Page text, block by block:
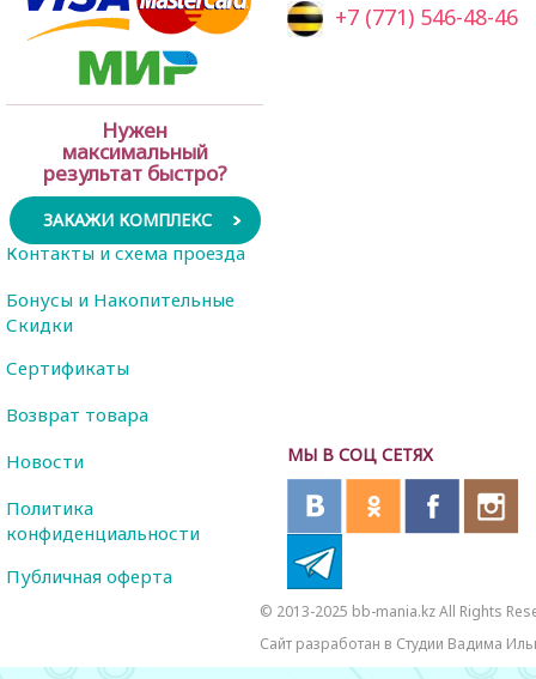
Нужен
максимальный
результат быстро?
ЗАКАЖИ КОМПЛЕКС
+7 (771) 546-48-46
МЫ В СОЦ СЕТЯХ
Контакты и схема проезда
Бонусы и Накопительные
Скидки
Сертификаты
Возврат товара
Новости
Политика
конфиденциальности
Публичная оферта
© 2013-2025 bb-mania.kz All Rights
Сайт разработан в Студии Вадима